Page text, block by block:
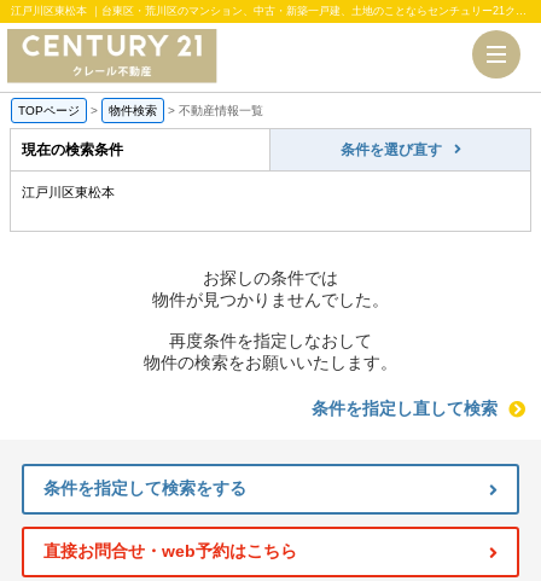
江戸川区東松本 ｜台東区・荒川区のマンション、中古・新築一戸建、土地のことならセンチュリー21クレール不動産
TOPページ > 物件検索 > 不動産情報一覧
現在の検索条件 条件を選び直す
江戸川区東松本
お探しの条件では
物件が見つかりませんでした。
再度条件を指定しなおして
物件の検索をお願いいたします。
条件を指定し直して検索
条件を指定して検索をする
直接お問合せ・web予約はこちら